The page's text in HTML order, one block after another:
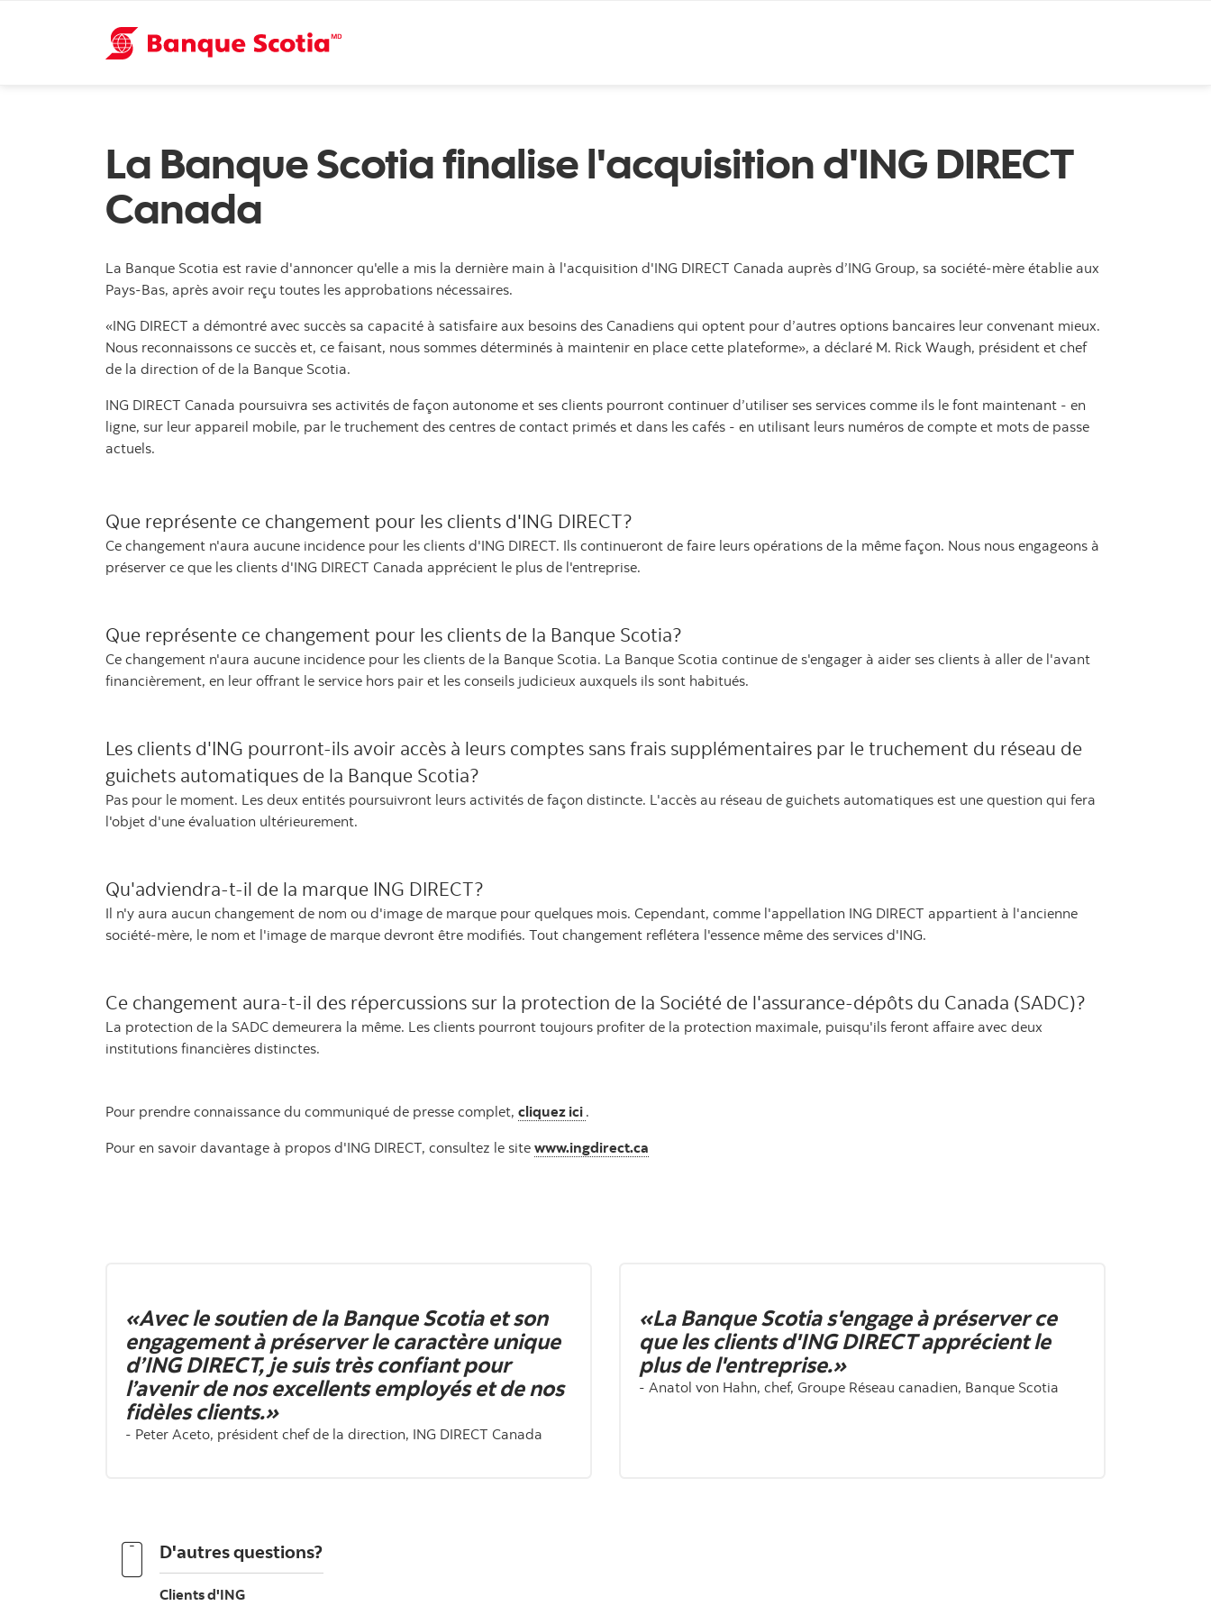
La Banque Scotia finalise l'acquisition d'ING DIRECT
Canada
La Banque Scotia est ravie d'annoncer qu'elle a mis la dernière main à l'acquisition d'ING DIRECT Canada auprès d’ING Group, sa société-mère établie aux
Pays-Bas, après avoir reçu toutes les approbations nécessaires.
«ING DIRECT a démontré avec succès sa capacité à satisfaire aux besoins des Canadiens qui optent pour d’autres options bancaires leur convenant mieux.
Nous reconnaissons ce succès et, ce faisant, nous sommes déterminés à maintenir en place cette plateforme», a déclaré M. Rick Waugh, président et chef
de la direction of de la Banque Scotia.
ING DIRECT Canada poursuivra ses activités de façon autonome et ses clients pourront continuer d’utiliser ses services comme ils le font maintenant - en
ligne, sur leur appareil mobile, par le truchement des centres de contact primés et dans les cafés - en utilisant leurs numéros de compte et mots de passe
actuels.
Que représente ce changement pour les clients d'ING DIRECT?
Ce changement n'aura aucune incidence pour les clients d'ING DIRECT. Ils continueront de faire leurs opérations de la même façon. Nous nous engageons à
préserver ce que les clients d'ING DIRECT Canada apprécient le plus de l'entreprise.
Que représente ce changement pour les clients de la Banque Scotia?
Ce changement n'aura aucune incidence pour les clients de la Banque Scotia. La Banque Scotia continue de s'engager à aider ses clients à aller de l'avant
financièrement, en leur offrant le service hors pair et les conseils judicieux auxquels ils sont habitués.
Les clients d'ING pourront-ils avoir accès à leurs comptes sans frais supplémentaires par le truchement du réseau de
guichets automatiques de la Banque Scotia?
Pas pour le moment. Les deux entités poursuivront leurs activités de façon distincte. L'accès au réseau de guichets automatiques est une question qui fera
l'objet d'une évaluation ultérieurement.
Qu'adviendra-t-il de la marque ING DIRECT?
Il n'y aura aucun changement de nom ou d'image de marque pour quelques mois. Cependant, comme l'appellation ING DIRECT appartient à l'ancienne
société-mère, le nom et l'image de marque devront être modifiés. Tout changement reflétera l'essence même des services d'ING.
Ce changement aura-t-il des répercussions sur la protection de la Société de l'assurance-dépôts du Canada (SADC)?
La protection de la SADC demeurera la même. Les clients pourront toujours profiter de la protection maximale, puisqu'ils feront affaire avec deux
institutions financières distinctes.
Pour prendre connaissance du communiqué de presse complet, cliquez ici .
Pour en savoir davantage à propos d'ING DIRECT, consultez le site www.ingdirect.ca
«Avec le soutien de la Banque Scotia et son
engagement à préserver le caractère unique
d’ING DIRECT, je suis très confiant pour
l’avenir de nos excellents employés et de nos
fidèles clients.»
- Peter Aceto, président chef de la direction, ING DIRECT Canada
«La Banque Scotia s'engage à préserver ce
que les clients d'ING DIRECT apprécient le
plus de l'entreprise.»
- Anatol von Hahn, chef, Groupe Réseau canadien, Banque Scotia
D'autres questions?
Clients d'ING